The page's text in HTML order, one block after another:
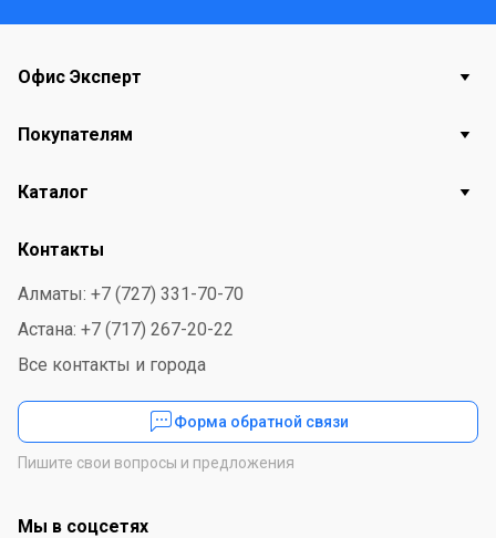
Офис Эксперт
Покупателям
Каталог
Контакты
Алматы: +7 (727) 331-70-70
Астана: +7 (717) 267-20-22
Все контакты и города
Форма обратной связи
Пишите свои вопросы и предложения
Мы в соцсетях